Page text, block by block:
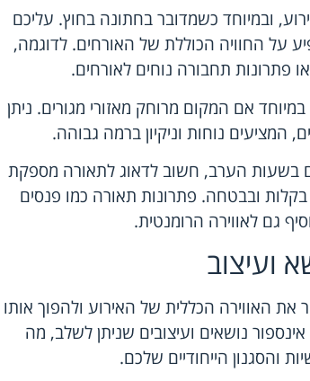
ובמיוחד כשמדובר בחתונה בחוץ. עליכם
על החוויה הכוללת של האורחים. לדוגמה,
פתרונות תחבורה נוחים לאורחים.
אם המקום מרוחק מאזורי מגורים. ניתן
המציעים נוחות וניקיון ברמה גבוהה.
בשעות הערב, חשוב לדאוג לתאורה מספקת
ובבטחה. פתרונות תאורה כמו פנסים
גם לאווירה הרומנטית.
ועיצוב
את האווירה הכללית של האירוע ולהפוך אותו
נושאים ועיצובים שניתן לשלב, מה
והסגנון הייחודיים שלכם.